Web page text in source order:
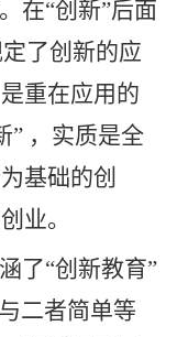
在“创新”后面
了创新的应
重在应用的
” ，实质是全
基础的创
业。
了“创新教育”
二者简单等